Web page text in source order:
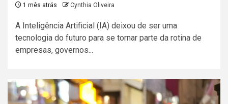
1 mês atrás Cynthia Oliveira
A Inteligência Artificial (IA) deixou de ser uma
tecnologia do futuro para se tornar parte da rotina de
empresas, governos...